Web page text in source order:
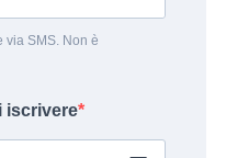
via SMS. Non è
iscrivere